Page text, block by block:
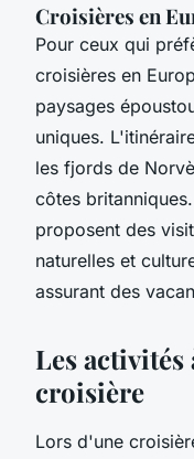
Croisières en
Pour ceux qui
croisières en
paysages
uniques.
les fjords de
côtes
proposent des
naturelles et
assurant des
Les
croisière
Lors d'une